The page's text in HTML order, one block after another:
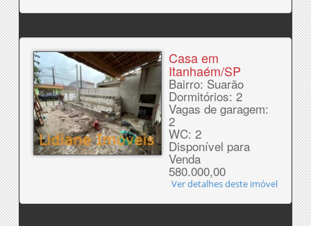
Casa em
Itanhaém/SP
Bairro: Suarão
Dormitórios: 2
Vagas de garagem:
2
WC: 2
Disponível para
Venda
580.000,00
Ver detalhes deste imóvel